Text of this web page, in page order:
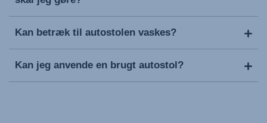
Kan betræk til autostolen vaskes?
Kan jeg anvende en brugt autostol?